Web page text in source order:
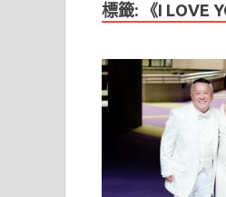
標籤: 《I LOVE